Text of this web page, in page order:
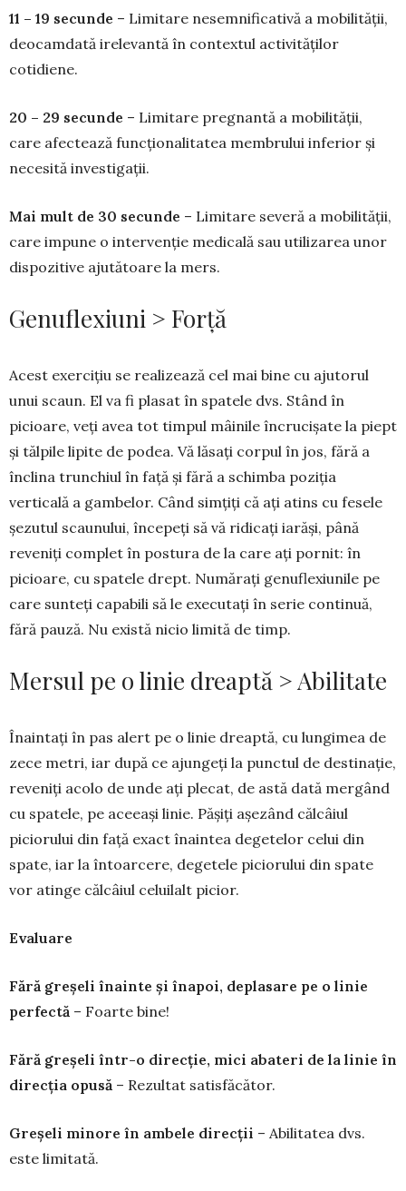
11 – 19 secunde – Limitare nesemnifi­cativă a mobilității,
deocamdată irelevantă în contextul activităților
cotidiene.
20 – 29 secunde – Limitare preg­nan­tă a mobilității,
care afectează funcționali­ta­­tea membrului inferior și
necesită investigații.
Mai mult de 30 secunde – Limitare severă a mobilității,
care impune o intervenție medicală sau utilizarea unor
dispozitive ajutătoare la mers.
Genuflexiuni > Forță
Acest exercițiu se realizează cel mai bine cu ajutorul
unui scaun. El va fi plasat în spatele dvs. Stând în
picioare, veți avea tot timpul mâinile în­crucișate la piept
și tăl­pile lipite de podea. Vă lăsați corpul în jos, fără a
înclina trunchiul în față și fără a schimba poziția
verticală a gambelor. Când simțiți că ați atins cu fesele
șezutul scau­nu­lui, începeți să vă ri­dicați iarăși, până
reveniți complet în pos­tura de la care ați pornit: în
picioare, cu spatele drept. Numărați genuflexiunile pe
care sunteți capabili să le executați în se­rie continuă,
fără pauză. Nu există nicio limită de timp.
Mersul pe o linie dreaptă > Abilitate
Înaintați în pas alert pe o linie dreaptă, cu lungimea de
zece metri, iar după ce ajungeți la punctul de destinație,
reveniți acolo de unde ați plecat, de astă dată mergând
cu spatele, pe aceeași linie. Pășiți așezând călcâiul
piciorului din față exact înaintea degetelor celui din
spate, iar la întoarcere, degetele piciorului din spate
vor atinge călcâiul celuilalt picior.
Evaluare
Fără greșeli înainte și înapoi, deplasare pe o linie
perfectă – Foarte bine!
Fără greșeli într-o direcție, mici abateri de la linie în
direcția opusă – Rezultat satisfăcător.
Greșeli minore în ambele direcții – Abilitatea dvs.
este limitată.